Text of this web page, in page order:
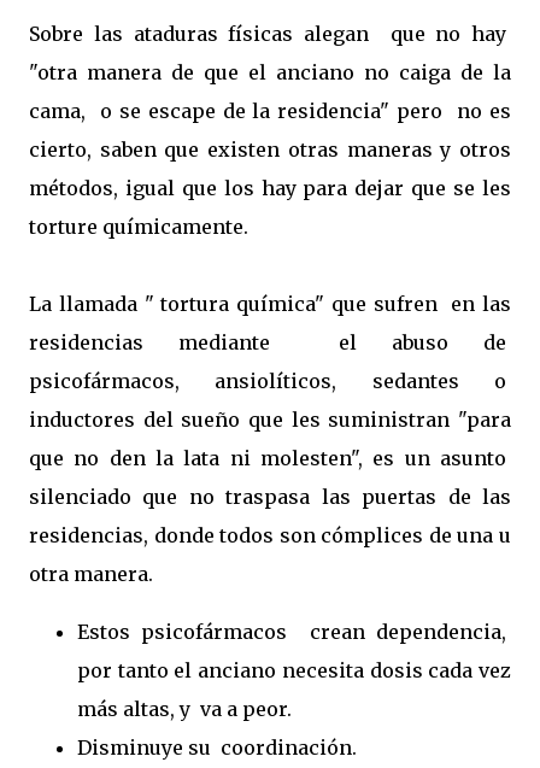
Sobre las ataduras físicas alegan que no hay
"otra manera de que el anciano no caiga de la
cama, o se escape de la residencia" pero no es
cierto, saben que existen otras maneras y otros
métodos, igual que los hay para dejar que se les
torture químicamente.
La llamada " tortura química" que sufren en las
residencias mediante el abuso de
psicofármacos, ansiolíticos, sedantes o
inductores del sueño que les suministran "para
que no den la lata ni molesten", es un asunto
silenciado que no traspasa las puertas de las
residencias, donde todos son cómplices de una u
otra manera.
Estos psicofármacos crean dependencia,
por tanto el anciano necesita dosis cada vez
más altas, y va a peor.
Disminuye su coordinación.